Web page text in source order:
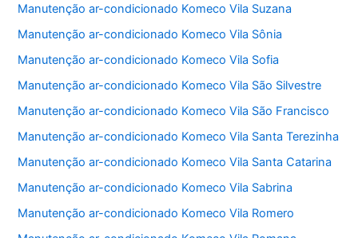
Manutenção ar-condicionado Komeco Vila Suzana
Manutenção ar-condicionado Komeco Vila Sônia
Manutenção ar-condicionado Komeco Vila Sofia
Manutenção ar-condicionado Komeco Vila São Silvestre
Manutenção ar-condicionado Komeco Vila São Francisco
Manutenção ar-condicionado Komeco Vila Santa Terezinha
Manutenção ar-condicionado Komeco Vila Santa Catarina
Manutenção ar-condicionado Komeco Vila Sabrina
Manutenção ar-condicionado Komeco Vila Romero